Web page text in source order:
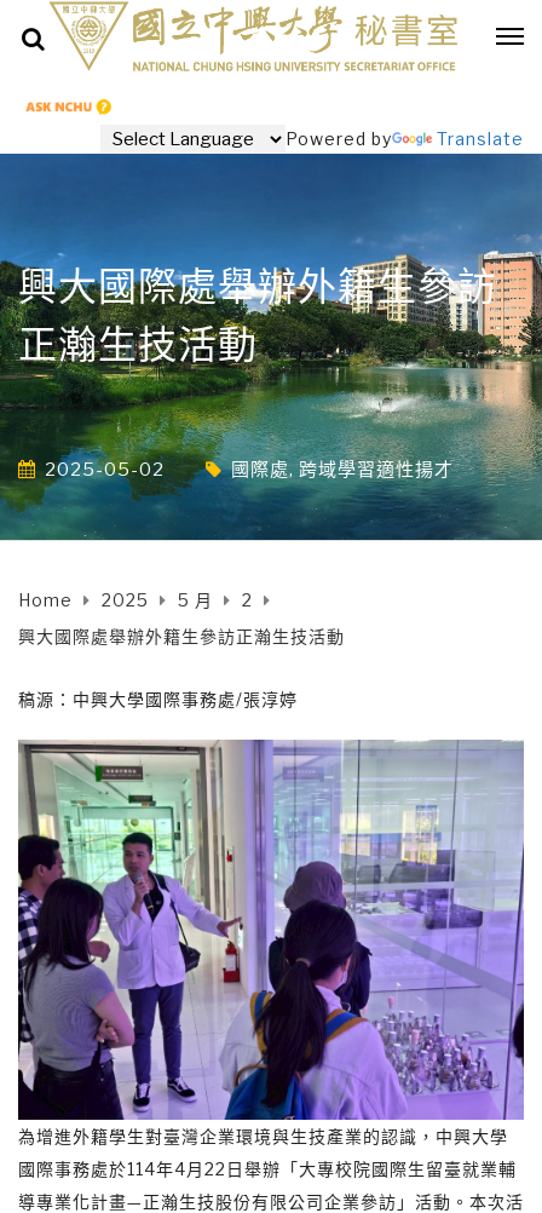
Powered by Translate
興大國際處舉辦外籍生參訪
正瀚生技活動
2025-05-02 國際處,跨域學習適性揚才
Home 2025 5 月
2
興大國際處舉辦外籍生參訪正瀚生技活動
稿源：中興大學國際事務處/張淳婷
為增進外籍學生對臺灣企業環境與生技產業的認識，中興大學
國際事務處於114年4月22日舉辦「大專校院國際生留臺就業輔
導專業化計畫—正瀚生技股份有限公司企業參訪」活動。本次活